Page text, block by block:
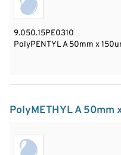
9.050.15PE0310
PolyPENTYL A 50mm x
PolyMETHYL A 50mm